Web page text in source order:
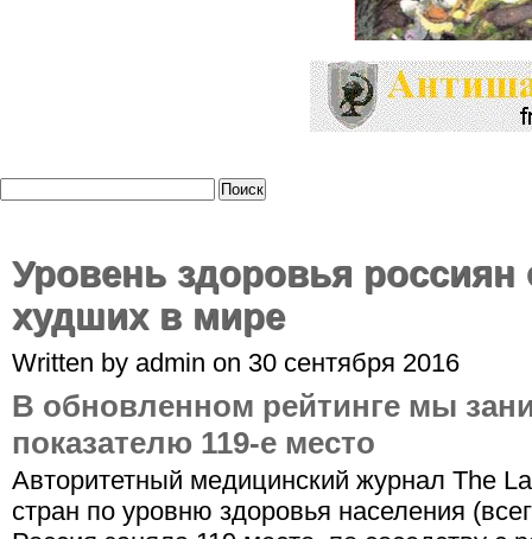
Уровень здоровья россиян
худших в мире
Written by admin on 30 сентября 2016
В обновленном рейтинге мы
показателю 119-е место
Авторитетный медицинский журнал The
стран по уровню здоровья населения